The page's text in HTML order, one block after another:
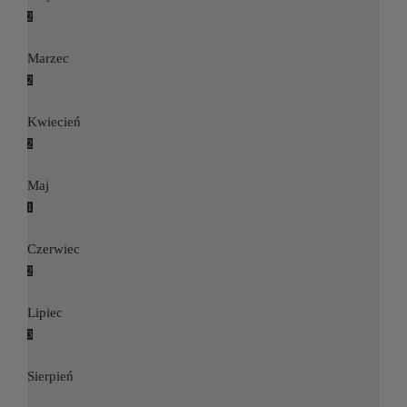
2
Marzec
2
Kwiecień
2
Maj
1
Czerwiec
2
Lipiec
3
Sierpień